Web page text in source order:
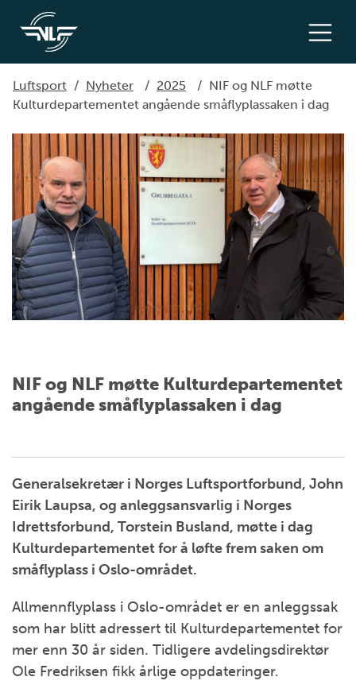
Luftsport / Nyheter / 2025 / NIF og NLF møtte
Kulturdepartementet angående småflyplassaken i dag
NIF og NLF møtte Kulturdepartementet
angående småflyplassaken i dag
Generalsekretær i Norges Luftsportforbund, John
Eirik Laupsa, og anleggsansvarlig i Norges
Idrettsforbund, Torstein Busland, møtte i dag
Kulturdepartementet for å løfte frem saken om
småflyplass i Oslo-området.
Allmennflyplass i Oslo-området er en anleggssak
som har blitt adressert til Kulturdepartementet for
mer enn 30 år siden. Tidligere avdelingsdirektør
Ole Fredriksen fikk årlige oppdateringer.